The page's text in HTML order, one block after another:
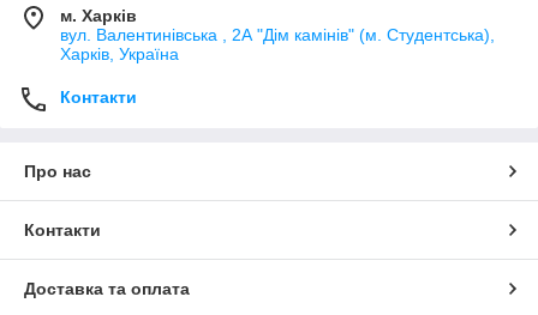
м. Харків
вул. Валентинівська , 2А "Дім камінів" (м. Студентська),
Харків, Україна
Контакти
Про нас
Контакти
Доставка та оплата